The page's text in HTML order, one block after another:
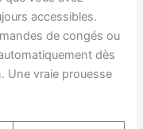
accessibles.
de congés ou
dès
Une vraie prouesse